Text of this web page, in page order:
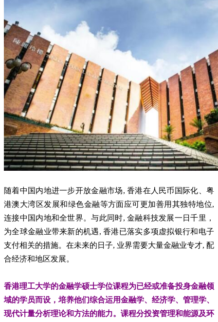
随着中国内地进一步开放金融市场, 香港在人民币国际化、粤
港澳大湾区发展和绿色金融等方面应可更加善用其独特地位,
连接中国内地和全世界。与此同时, 金融科技发展一日千里，
为全球金融业带来新的机遇, 香港已落实多项虚拟银行和电子
支付相关的措施。在未来的日子, 业界需要大量金融业专才, 配
合经济和地区发展。
香港理工大学的金融学硕士学位课程为已经或准备投身金融领
域的学员而设，培养他们综合运用金融学、经济学、管理学、
现代计量分析理论和方法的能力。课程分投资管理和能源及环